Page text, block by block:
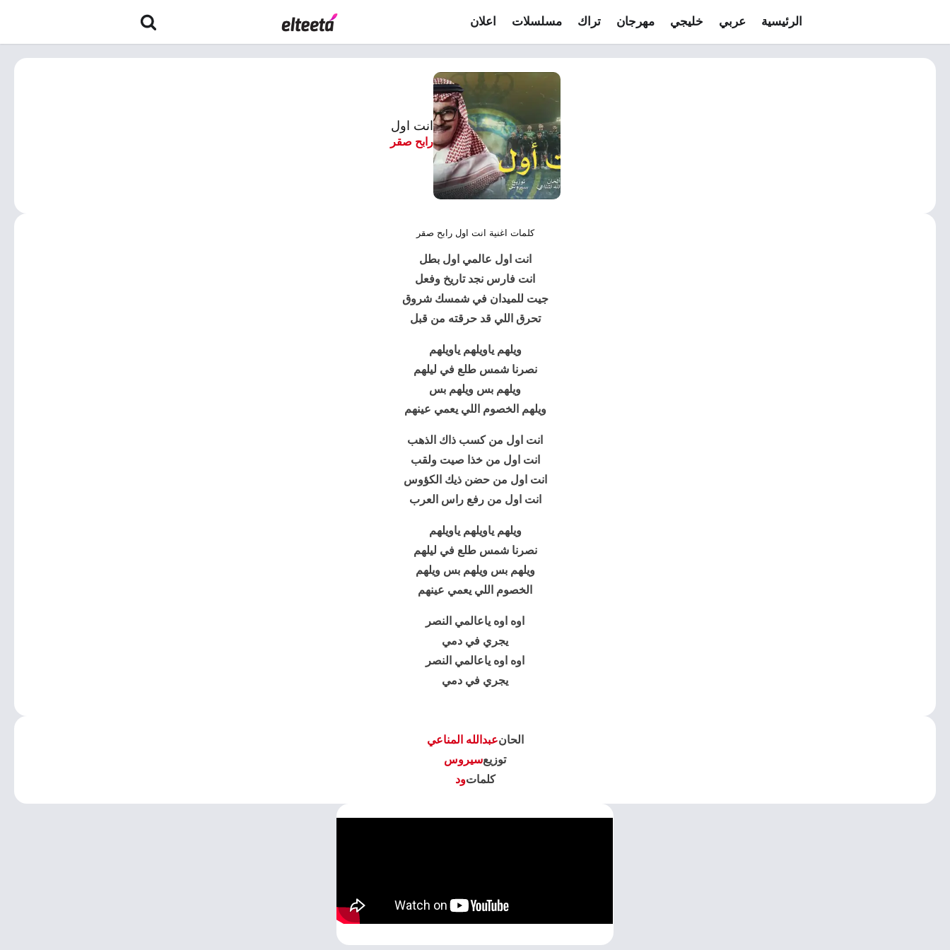
الرئيسية عربي خليجي مهرجان تراك مسلسلات اعلان
انت اول
رابح صقر
كلمات اغنية انت اول رابح صقر
انت اول عالمي اول بطل
انت فارس نجد تاريخ وفعل
جيت للميدان في شمسك شروق
تحرق اللي قد حرقته من قبل
ويلهم ياويلهم ياويلهم
نصرنا شمس طلع في ليلهم
ويلهم بس ويلهم بس
ويلهم الخصوم اللي يعمي عينهم
انت اول من كسب ذاك الذهب
انت اول من خذا صيت ولقب
انت اول من حضن ذيك الكؤوس
انت اول من رفع راس العرب
ويلهم ياويلهم ياويلهم
نصرنا شمس طلع في ليلهم
ويلهم بس ويلهم بس ويلهم
الخصوم اللي يعمي عينهم
اوه اوه ياعالمي النصر
يجري في دمي
اوه اوه ياعالمي النصر
يجري في دمي
الحانعبدالله المناعي
توزيعسيروس
كلماتود